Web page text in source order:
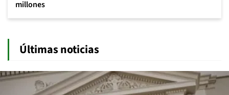
millones
Últimas noticias